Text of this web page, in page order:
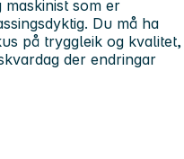
som er
Du må ha
på tryggleik og kvalitet,
der endringar